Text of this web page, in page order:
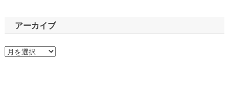
アーカイブ
ア